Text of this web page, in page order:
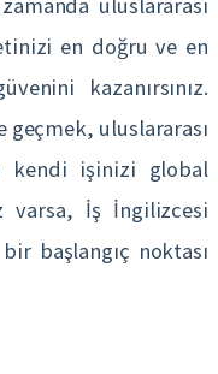
uluslararası
en doğru ve en
kazanırsınız.
uluslararası
kendi işinizi global
varsa, İş İngilizcesi
başlangıç noktası